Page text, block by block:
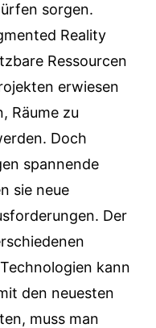
sorgen.
Reality
Ressourcen
erwiesen
Räume zu
Doch
spannende
sie neue
Der
kann
den neuesten
muss man